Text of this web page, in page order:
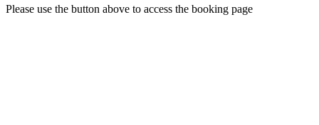
Please use the button above to access the booking page